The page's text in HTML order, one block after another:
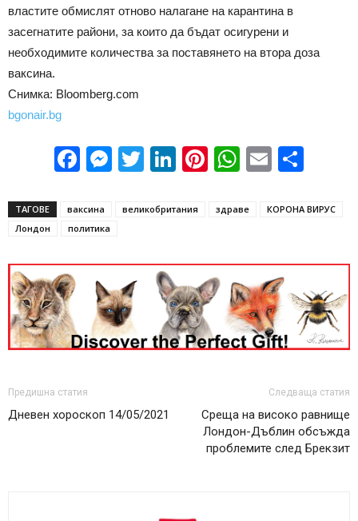
властите обмислят отново налагане на карантина в
засегнатите райони, за които да бъдат осигурени и
необходимите количества за поставянето на втора доза
ваксина.
Снимка: Bloomberg.com
bgonair.bg
Facebook
Messenger
Twitter
LinkedIn
Pinterest
WhatsApp
Email
ТАГОВЕ ваксина великобритания здраве
КОРОНА ВИРУС
Лондон
политика
Предишна статия
Дневен хороскоп 14/05/2021
Следваща статия
Среща на високо равнище
Лондон-Дъблин обсъжда
проблемите след Брекзит